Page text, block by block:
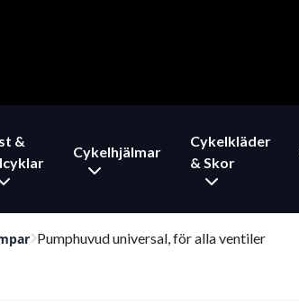
&
Cykelhjälmar
Cykelkläder
& Skor
Pumphuvud universal, för alla ventiler